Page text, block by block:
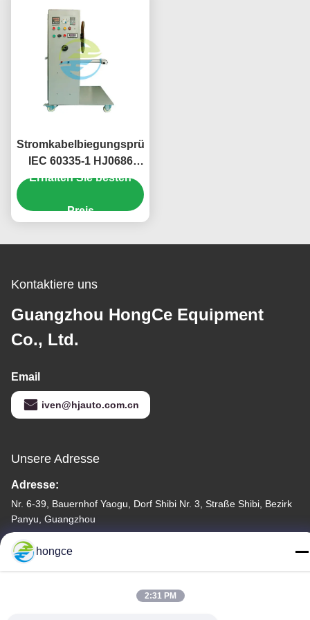
Stromkabelbiegungsprüfer
IEC 60335-1 HJ0686
Ausrüstung für die
Dauerhaftigkeitsprüfung
von Haushaltsgeräten
Erhalten Sie besten
Preis
Kontaktiere uns
Guangzhou HongCe Equipment
Co., Ltd.
Email
iven@hjauto.com.cn
Unsere Adresse
Adresse:
Nr. 6-39, Bauernhof Yaogu, Dorf Shibi Nr. 3, Straße Shibi, Bezirk
Panyu, Guangzhou
Telefon:
86-18998460309
hongce
2:31 PM